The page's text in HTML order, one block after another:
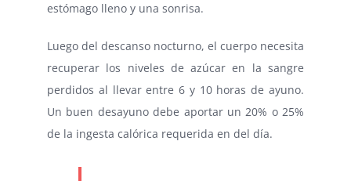
estómago lleno y una sonrisa.
Luego del descanso nocturno, el cuerpo necesita
recuperar los niveles de azúcar en la sangre
perdidos al llevar entre 6 y 10 horas de ayuno.
Un buen desayuno debe aportar un 20% o 25%
de la ingesta calórica requerida en del día.